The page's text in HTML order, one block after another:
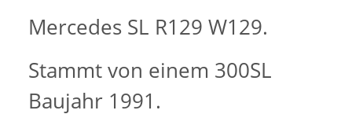
Mercedes SL R129 W129.
Stammt von einem 300SL
Baujahr 1991.